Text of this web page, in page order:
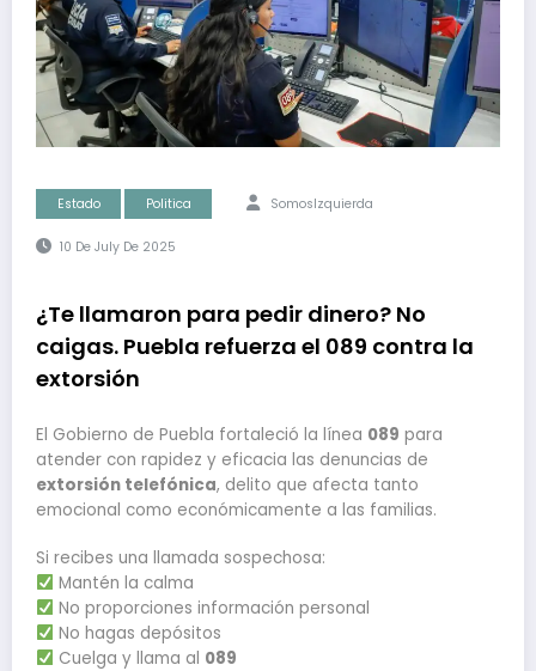
Estado Politica SomosIzquierda
10 De July De 2025
¿Te llamaron para pedir dinero? No
caigas. Puebla refuerza el 089 contra la
extorsión
El Gobierno de Puebla fortaleció la línea 089 para
atender con rapidez y eficacia las denuncias de
extorsión telefónica, delito que afecta tanto
emocional como económicamente a las familias.
Si recibes una llamada sospechosa:
Mantén la calma
No proporciones información personal
No hagas depósitos
Cuelga y llama al 089